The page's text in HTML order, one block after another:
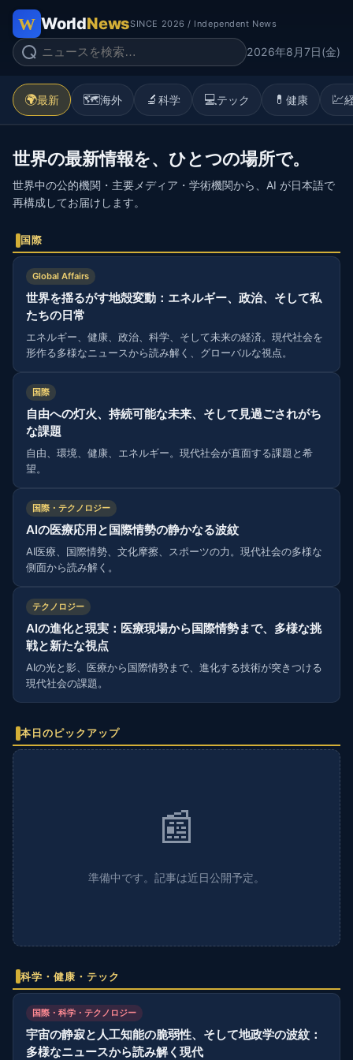
WorldNewsSINCE 2026 / Independent News
2026年8月7日(金)
🌍最新 🗺️海外 🔬 科学 💻テック 💊 健康 💹
世界の最新情報を、ひとつの場所で。
世界中の公的機関・主要メディア・学術機関から、AI が日本語で
再構成してお届けします。
国際
Global Affairs
世界を揺るがす地殻変動：エネルギー、政治、そして私
たちの日常
エネルギー、健康、政治、科学、そして未来の経済。現代社会を
形作る多様なニュースから読み解く、グローバルな視点。
国際
自由への灯火、持続可能な未来、そして見過ごされがち
な課題
自由、環境、健康、エネルギー。現代社会が直面する課題と希
望。
国際・テクノロジー
AIの医療応用と国際情勢の静かなる波紋
AI医療、国際情勢、文化摩擦、スポーツの力。現代社会の多様な
側面から読み解く。
テクノロジー
AIの進化と現実：医療現場から国際情勢まで、多様な挑
戦と新たな視点
AIの光と影、医療から国際情勢まで、進化する技術が突きつける
現代社会の課題。
本日のピックアップ
📰
準備中です。記事は近日公開予定。
科学・健康・テック
国際・科学・テクノロジー
宇宙の静寂と人工知能の脆弱性、そして地政学の波紋：
多様なニュースから読み解く現代